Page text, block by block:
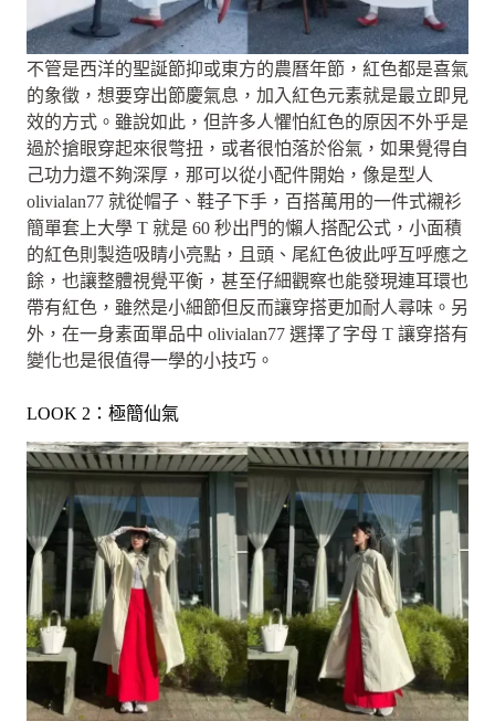
不管是西洋的聖誕節抑或東方的農曆年節，紅色都是喜氣
的象徵，想要穿出節慶氣息，加入紅色元素就是最立即見
效的方式。雖說如此，但許多人懼怕紅色的原因不外乎是
過於搶眼穿起來很彆扭，或者很怕落於俗氣，如果覺得自
己功力還不夠深厚，那可以從小配件開始，像是型人
olivialan77 就從帽子、鞋子下手，百搭萬用的一件式襯衫
簡單套上大學 T 就是 60 秒出門的懶人搭配公式，小面積
的紅色則製造吸睛小亮點，且頭、尾紅色彼此呼互呼應之
餘，也讓整體視覺平衡，甚至仔細觀察也能發現連耳環也
帶有紅色，雖然是小細節但反而讓穿搭更加耐人尋味。另
外，在一身素面單品中 olivialan77 選擇了字母 T 讓穿搭有
變化也是很值得一學的小技巧。
LOOK 2：極簡仙氣